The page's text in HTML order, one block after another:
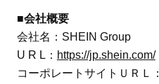
■会社概要
会社名：SHEIN Group
U R L： https://jp.shein.com/
コーポレートサイトＵＲＬ：